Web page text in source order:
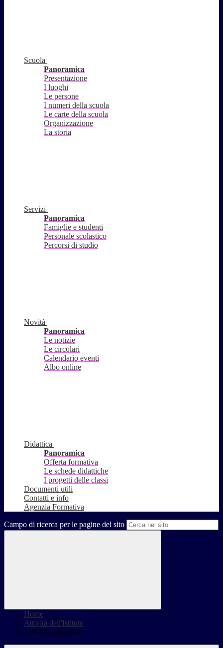
Scuola
Panoramica
Presentazione
I luoghi
Le persone
I numeri della scuola
Le carte della scuola
Organizzazione
La storia
Servizi
Panoramica
Famiglie e studenti
Personale scolastico
Percorsi di studio
Novità
Panoramica
Le notizie
Le circolari
Calendario eventi
Albo online
Didattica
Panoramica
Offerta formativa
Le schede didattiche
I progetti delle classi
Documenti utili
Contatti e info
Agenzia Formativa
Campo di ricerca per le pagine del sito
Home >
Attività dell'Istituto >
Attività integrative